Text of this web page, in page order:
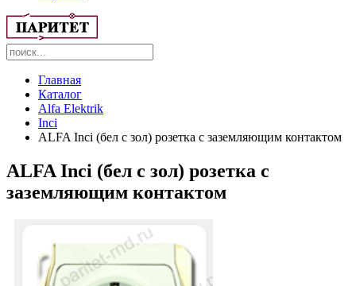
Главная
Каталог
Alfa Elektrik
Inci
ALFA Inci (бел с зол) розетка с заземляющим контактом
ALFA Inci (бел с зол) розетка с
заземляющим контактом